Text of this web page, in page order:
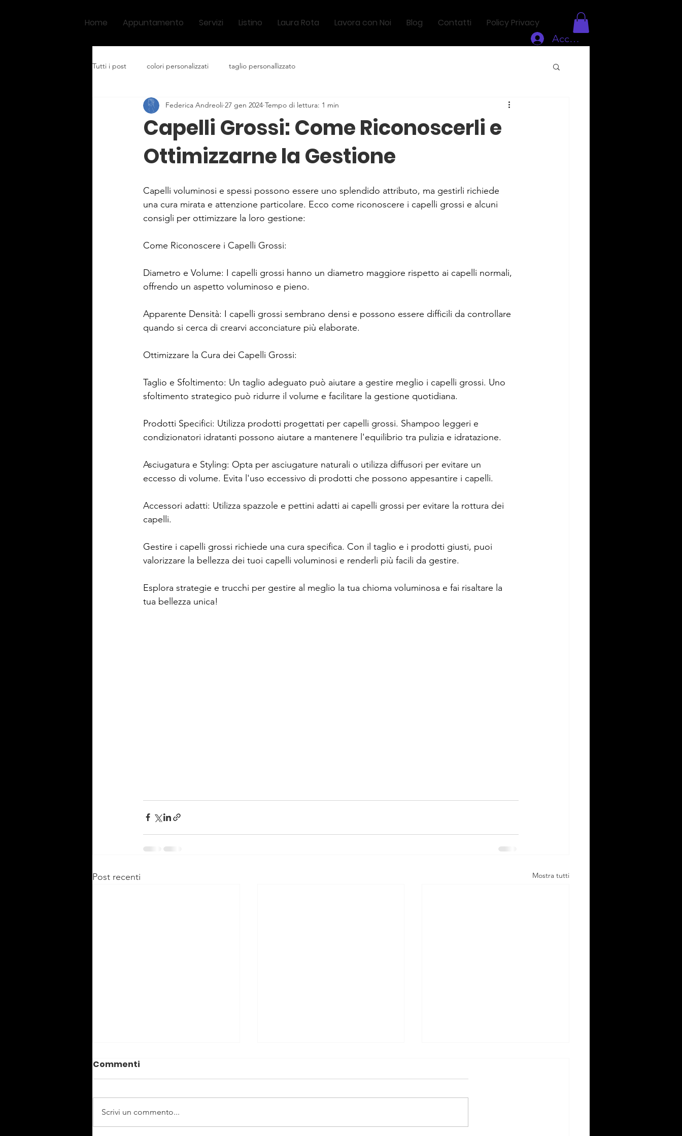
Home Appuntamento Servizi Listino Laura Rota Lavora con Noi Blog Contatti Policy Privacy
Accedi
Tutti i post colori personalizzati taglio personallizzato
Capelli Grossi: Come Riconoscerli e
Ottimizzarne la Gestione
Federica Andreoli 27 gen 2024 Tempo di lettura: 1 min
Capelli voluminosi e spessi possono essere uno splendido attributo, ma gestirli richiede
una cura mirata e attenzione particolare. Ecco come riconoscere i capelli grossi e alcuni
consigli per ottimizzare la loro gestione:
Come Riconoscere i Capelli Grossi:
Diametro e Volume: I capelli grossi hanno un diametro maggiore rispetto ai capelli normali,
offrendo un aspetto voluminoso e pieno.
Apparente Densità: I capelli grossi sembrano densi e possono essere difficili da controllare
quando si cerca di crearvi acconciature più elaborate.
Ottimizzare la Cura dei Capelli Grossi:
Taglio e Sfoltimento: Un taglio adeguato può aiutare a gestire meglio i capelli grossi. Uno
sfoltimento strategico può ridurre il volume e facilitare la gestione quotidiana.
Prodotti Specifici: Utilizza prodotti progettati per capelli grossi. Shampoo leggeri e
condizionatori idratanti possono aiutare a mantenere l'equilibrio tra pulizia e idratazione.
Asciugatura e Styling: Opta per asciugature naturali o utilizza diffusori per evitare un
eccesso di volume. Evita l'uso eccessivo di prodotti che possono appesantire i capelli.
Accessori adatti: Utilizza spazzole e pettini adatti ai capelli grossi per evitare la rottura dei
capelli.
Gestire i capelli grossi richiede una cura specifica. Con il taglio e i prodotti giusti, puoi
valorizzare la bellezza dei tuoi capelli voluminosi e renderli più facili da gestire.
Esplora strategie e trucchi per gestire al meglio la tua chioma voluminosa e fai risaltare la
tua bellezza unica!
Post recenti Mostra tutti
Commenti
Scrivi un commento...